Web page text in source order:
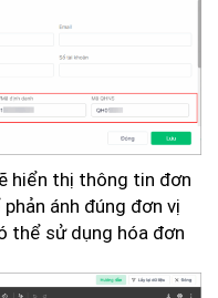
hiển thị thông tin đơn
ánh đúng đơn vị
thể sử dụng hóa đơn